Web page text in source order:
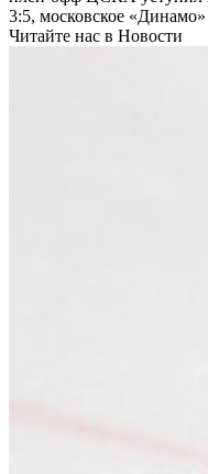
3:5, московское
Читайте нас в Новости